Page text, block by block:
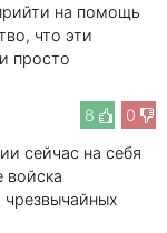
на помощь
что эти
просто
8
0
сейчас на себя
войска